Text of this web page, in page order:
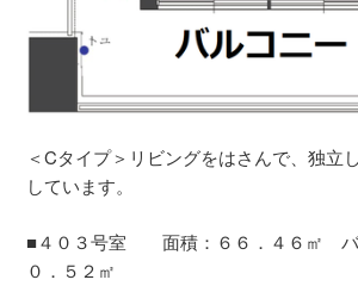
＜Cタイプ＞リビングをはさんで、独立
しています。
■４０３号室 面積：６６．４６㎡ バ
０．５２㎡